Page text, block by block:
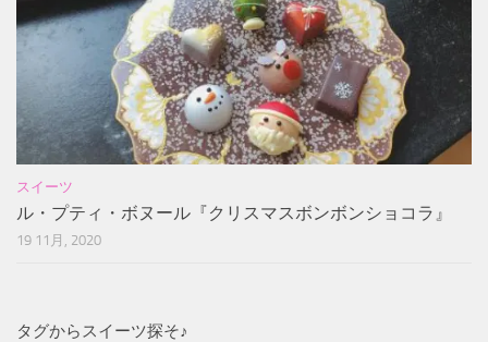
スイーツ
ル・プティ・ボヌール『クリスマスボンボンショコラ』
19 11月, 2020
タグからスイーツ探そ♪